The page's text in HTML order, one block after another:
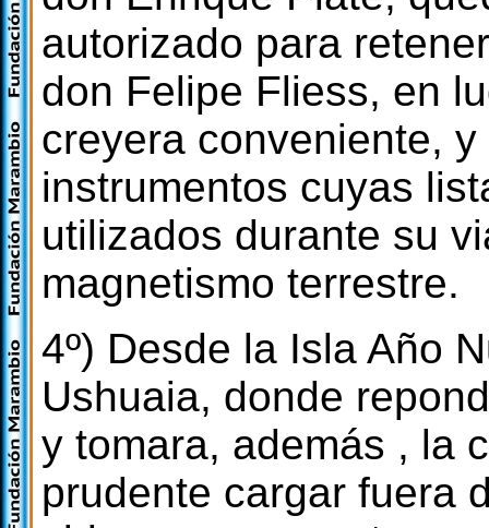
autorizado para
don Felipe Fliess, en
creyera conveniente,
instrumentos cuyas
utilizados durante su
magnetismo terrestre.
4º) Desde la Isla Año
Ushuaia, donde
y tomara, además , la
prudente cargar fuera